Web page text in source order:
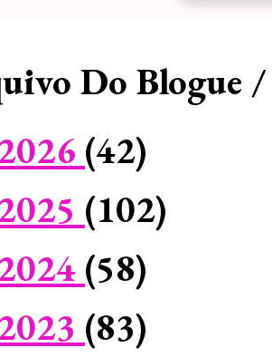
Do Blogue
(42)
(102)
(58)
(83)